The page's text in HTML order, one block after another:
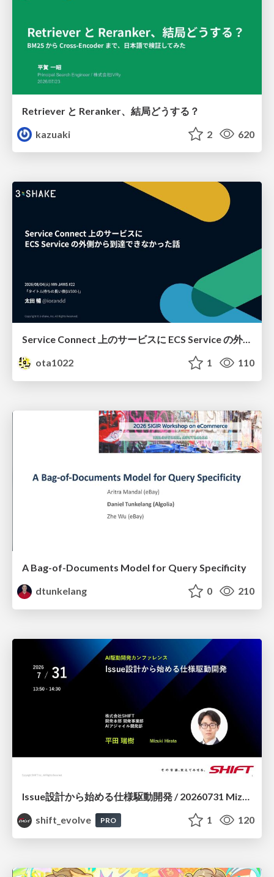
Retriever と Reranker、結局どうする？
kazuaki
2 620
Service Connect 上のサービスに ECS Service の外側から到達できなかった話
ota1022
1 110
A Bag-of-Documents Model for Query Specificity
dtunkelang
0 210
shift_evolve
PRO 1 120